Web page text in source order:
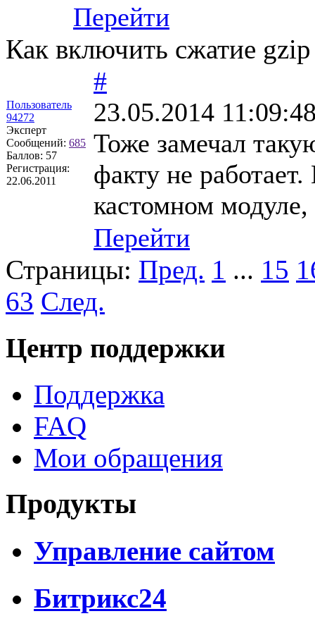
Перейти
Как включить сжатие gzip
Пользователь
94272
Эксперт
Сообщений: 685
Баллов: 57
Регистрация:
22.06.2011
#
23.05.2014
Тоже замечал
факту не
кастомном
Перейти
Страницы: Пред. 1 ... 15
63 След.
Центр поддержки
Поддержка
FAQ
Мои обращения
Продукты
Управление сайтом
Битрикс24